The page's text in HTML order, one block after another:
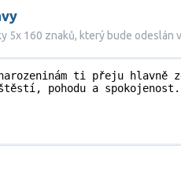
5x 160 znaků, který bude odeslán